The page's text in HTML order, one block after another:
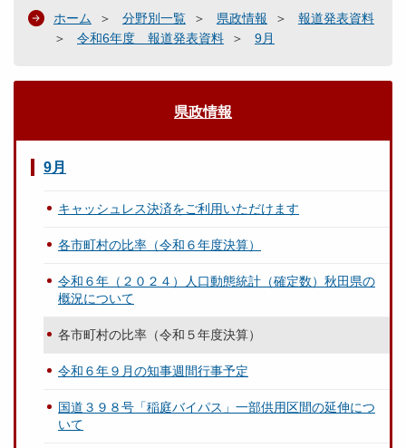
ホーム 分野別一覧 県政情報
報道発表資料
令和6年度 報道発表資料
9月
県政情報
9月
キャッシュレス決済をご利用いただけます
各市町村の比率（令和６年度決算）
令和６年（２０２４）人口動態統計（確定数）秋田県の
概況について
各市町村の比率（令和５年度決算）
令和６年９月の知事週間行事予定
国道３９８号「稲庭バイパス」一部供用区間の延伸につ
いて